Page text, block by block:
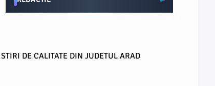
STIRI DE CALITATE DIN JUDETUL ARAD